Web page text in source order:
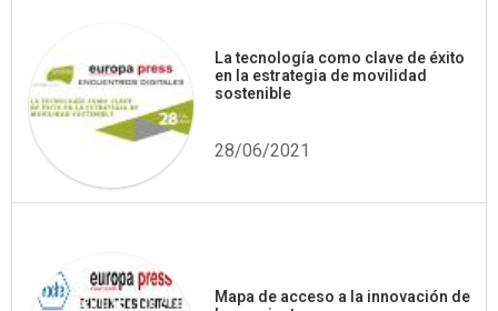
La tecnología como clave de éxito
en la estrategia de movilidad
sostenible
28/06/2021
Mapa de acceso a la innovación de